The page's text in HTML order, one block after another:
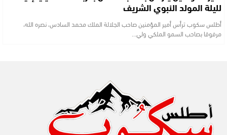
لليلة المولد النبوي الشريف
أطلس سكوب ترأس أمير المؤمنين صاحب الجلالة الملك محمد السادس، نصره الله،
مرفوقا بصاحب السمو الملكي ولي…